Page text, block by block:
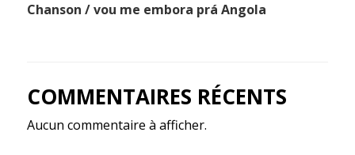
Chanson / vou me embora prá Angola
COMMENTAIRES RÉCENTS
Aucun commentaire à afficher.